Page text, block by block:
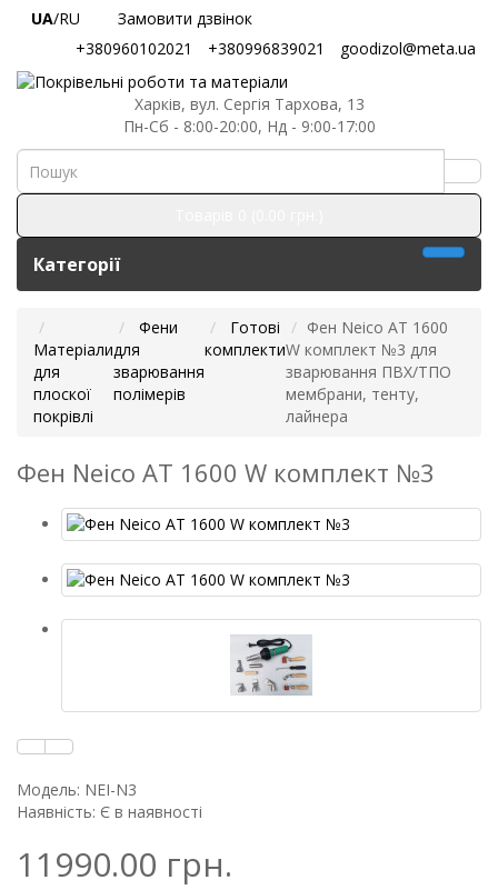
UA/RU
Замовити дзвінок
+380960102021
+380996839021 goodizol@meta.ua
Харків, вул. Сергія Тархова, 13
Пн-Сб - 8:00-20:00, Нд - 9:00-17:00
Категорії
Матеріали
для
плоскої
покрівлі
Фени
для
зварювання
полімерів
Готові
комплекти
Фен Neico AT 1600
W комплект №3 для
зварювання ПВХ/ТПО
мембрани, тенту,
лайнера
Фен Neico AT 1600 W комплект №3
Модель: NEI-N3
Наявність: Є в наявності
11990.00 грн.